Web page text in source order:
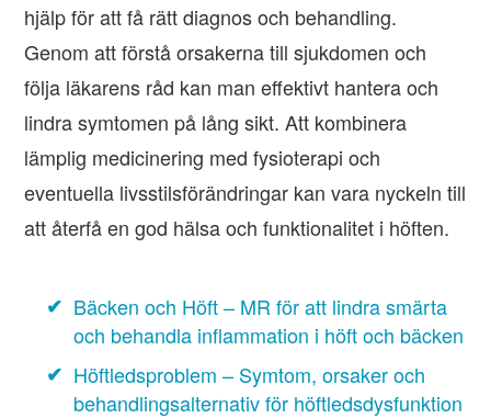
hjälp för att få rätt diagnos och behandling.
Genom att förstå orsakerna till sjukdomen och
följa läkarens råd kan man effektivt hantera och
lindra symtomen på lång sikt. Att kombinera
lämplig medicinering med fysioterapi och
eventuella livsstilsförändringar kan vara nyckeln till
att återfå en god hälsa och funktionalitet i höften.
Bäcken och Höft – MR för att lindra smärta
och behandla inflammation i höft och bäcken
Höftledsproblem – Symtom, orsaker och
behandlingsalternativ för höftledsdysfunktion